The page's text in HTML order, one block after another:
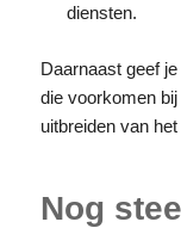
diensten.
Daarnaast geef
die voorkomen
uitbreiden van
Nog